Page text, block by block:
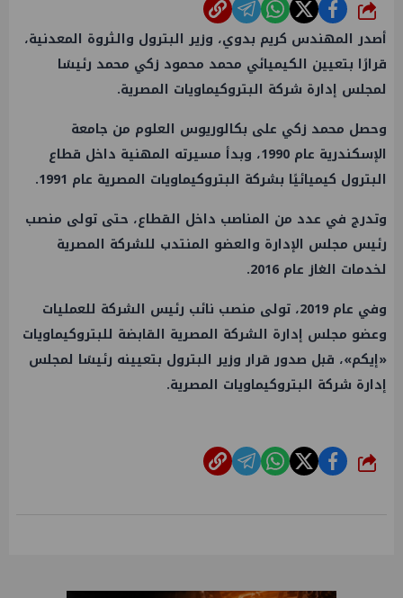
شارك
أصدر المهندس كريم بدوي، وزير البترول والثروة المعدنية،
قرارًا بتعيين الكيميائي محمد محمود زكي محمد رئيسًا
لمجلس إدارة شركة البتروكيماويات المصرية.
وحصل محمد زكي على بكالوريوس العلوم من جامعة
الإسكندرية عام 1990، وبدأ مسيرته المهنية داخل قطاع
البترول كيميائيًا بشركة البتروكيماويات المصرية عام 1991.
وتدرج في عدد من المناصب داخل القطاع، حتى تولى منصب
رئيس مجلس الإدارة والعضو المنتدب للشركة المصرية
لخدمات الغاز عام 2016.
وفي عام 2019، تولى منصب نائب رئيس الشركة للعمليات
وعضو مجلس إدارة الشركة المصرية القابضة للبتروكيماويات
«إيكم»، قبل صدور قرار وزير البترول بتعيينه رئيسًا لمجلس
إدارة شركة البتروكيماويات المصرية.
شارك